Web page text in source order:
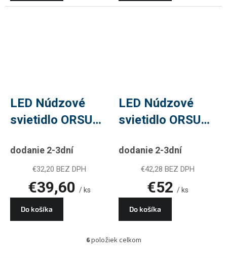
LED Núdzové
svietidlo ORSU
dodanie 2-3dní
€32,20 BEZ DPH
€39,60 / ks
Do košíka
LED Núdzové
svietidlo ORSU
dodanie 2-3dní
€42,28 BEZ DPH
€52 / ks
Do košíka
O
6položiek celkom